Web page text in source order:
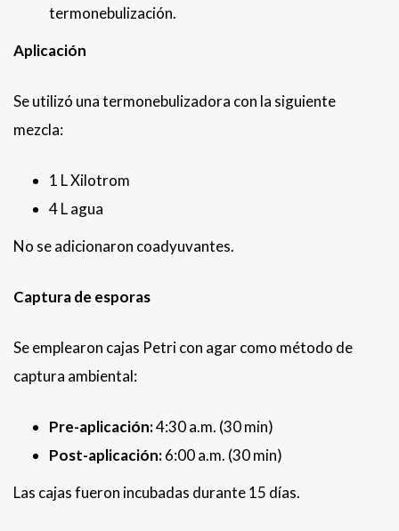
termonebulización.
Aplicación
Se utilizó una termonebulizadora con la siguiente
mezcla:
1 L Xilotrom
4 L agua
No se adicionaron coadyuvantes.
Captura de esporas
Se emplearon cajas Petri con agar como método de
captura ambiental:
Pre-aplicación:4:30 a.m. (30 min)
Post-aplicación:6:00 a.m. (30 min)
Las cajas fueron incubadas durante 15 días.